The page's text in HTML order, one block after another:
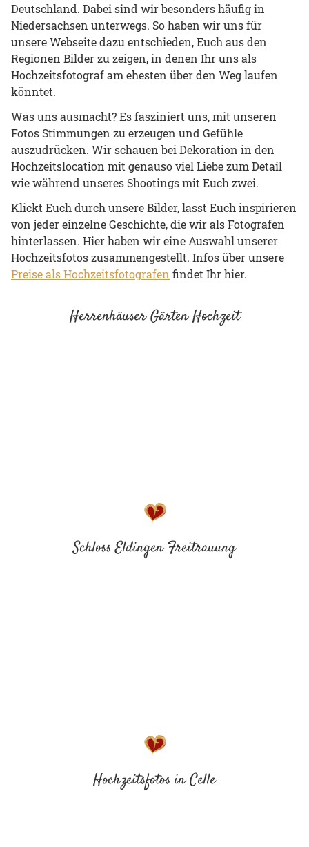
Deutschland. Dabei sind wir besonders häufig in
Niedersachsen unterwegs. So haben wir uns für
unsere Webseite dazu entschieden, Euch aus den
Regionen Bilder zu zeigen, in denen Ihr uns als
Hochzeitsfotograf am ehesten über den Weg laufen
könntet.
Was uns ausmacht? Es fasziniert uns, mit unseren
Fotos Stimmungen zu erzeugen und Gefühle
auszudrücken. Wir schauen bei Dekoration in den
Hochzeitslocation mit genauso viel Liebe zum Detail
wie während unseres Shootings mit Euch zwei.
Klickt Euch durch unsere Bilder, lasst Euch inspirieren
von jeder einzelne Geschichte, die wir als Fotografen
hinterlassen. Hier haben wir eine Auswahl unserer
Hochzeitsfotos zusammengestellt. Infos über unsere
Preise als Hochzeitsfotografen findet Ihr hier.
Herrenhäuser Gärten Hochzeit
Schloss Eldingen Freitrauung
Hochzeitsfotos in Celle